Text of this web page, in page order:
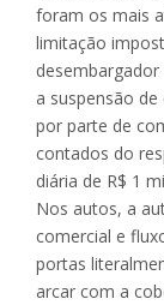
foram os mais
limitação
a suspensão
por parte de
contados do
diária de R$ 1
Nos autos, a
comercial e
portas
arcar com a